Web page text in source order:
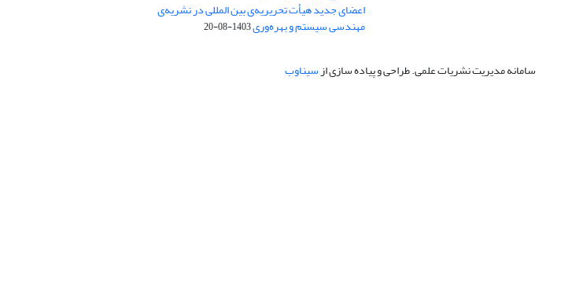
اعضای جدید هیأت تحریریه‌ی بین المللی در نشریه‌ی
مهندسی سیستم و بهره‌وری1403-08-20
سامانه مدیریت نشریات علمی.طراحی و پیاده سازی ازسیناوب